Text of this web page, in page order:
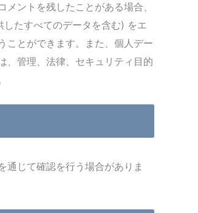
ントを残したことがある場合、
たすべてのデータを含む) をエ
ことができます。また、個人デー
、管理、法律、セキュリティ目的
通じて確認を行う場合がありま